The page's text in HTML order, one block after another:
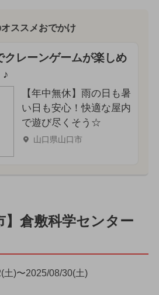
ススメおでかけ
レーンゲームが楽しめ
【年中無休】雨の日も暑
い日も安心！快適な屋内
で遊び尽くそう☆
山口県山口市
】倉敷科学センター
土)〜2025/08/30(土)